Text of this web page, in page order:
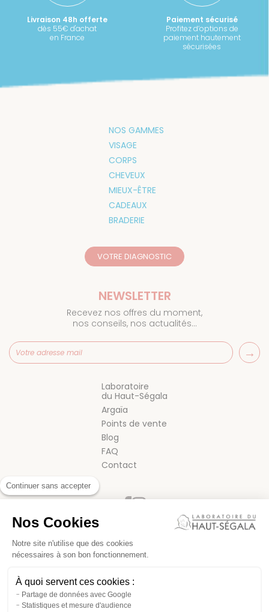
Livraison 48h offerte
dès 55€ d'achat
en France
Paiement sécurisé
Profitez d’options de
paiement hautement
sécurisées
VOTRE DIAGNOSTIC
NOS GAMMES
VISAGE
CORPS
CHEVEUX
MIEUX-ÊTRE
CADEAUX
BRADERIE
Laboratoire
du Haut-Ségala
Argaïa
Points de vente
Blog
FAQ
Contact
NEWSLETTER
Recevez nos offres du moment,
nos conseils, nos actualités…
MENTIONS LÉGALES
Continuer sans accepter
Nos Cookies
Notre site n'utilise que des cookies
nécessaires à son bon fonctionnement.
À quoi servent ces cookies :
Partage de données avec Google
Statistiques et mesure d'audience